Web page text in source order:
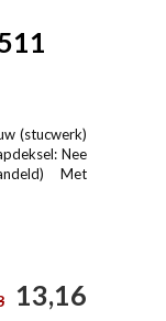
(stucwerk)
Nee
Met
13,16